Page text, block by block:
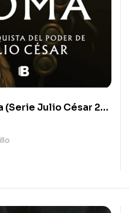
(Serie Julio César 2)